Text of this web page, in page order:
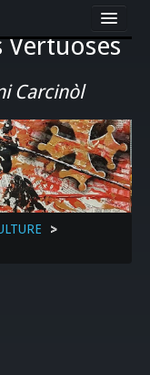
Vertuoses
Carcinòl
LOCAUX
>